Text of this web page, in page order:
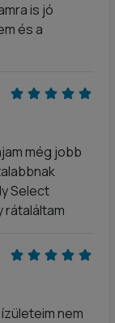
is jó
és a
még jobb
Select
rátaláltam
nem